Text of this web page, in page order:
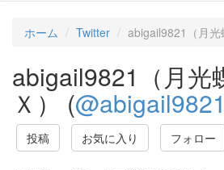
ホーム Twitter abigail9821（月光
abigail9821（月光
Ｘ） (@abigail9821
投稿 お気に入り フォロー